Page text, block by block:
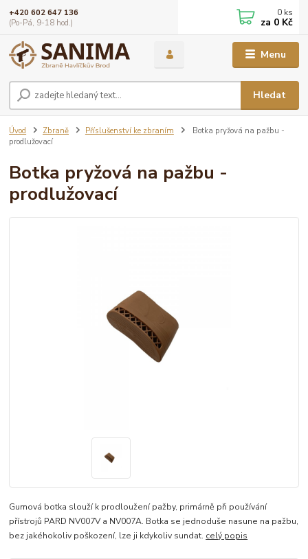
Menu
Hledat
+420 602 647 136
(Po-Pá, 9-18 hod.)
0 ks
za 0 Kč
Úvod Zbraně Příslušenství ke zbraním
Botka pryžová na pažbu -
prodlužovací
Botka pryžová na pažbu -
prodlužovací
Gumová botka slouží k prodloužení pažby, primárně při používání
přístrojů PARD NV007V a NV007A. Botka se jednoduše nasune na pažbu,
bez jakéhokoliv poškození, lze ji kdykoliv sundat. celý popis